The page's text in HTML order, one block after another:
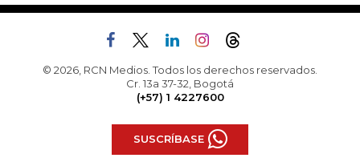
© 2026, RCN Medios. Todos los derechos reservados.
Cr. 13a 37-32, Bogotá
(+57) 1 4227600
SUSCRÍBASE